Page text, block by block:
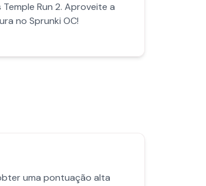
Temple Run 2. Aproveite a
no Sprunki OC!
uma pontuação alta